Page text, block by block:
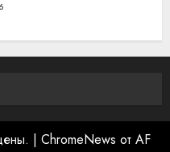
| ChromeNews от AF